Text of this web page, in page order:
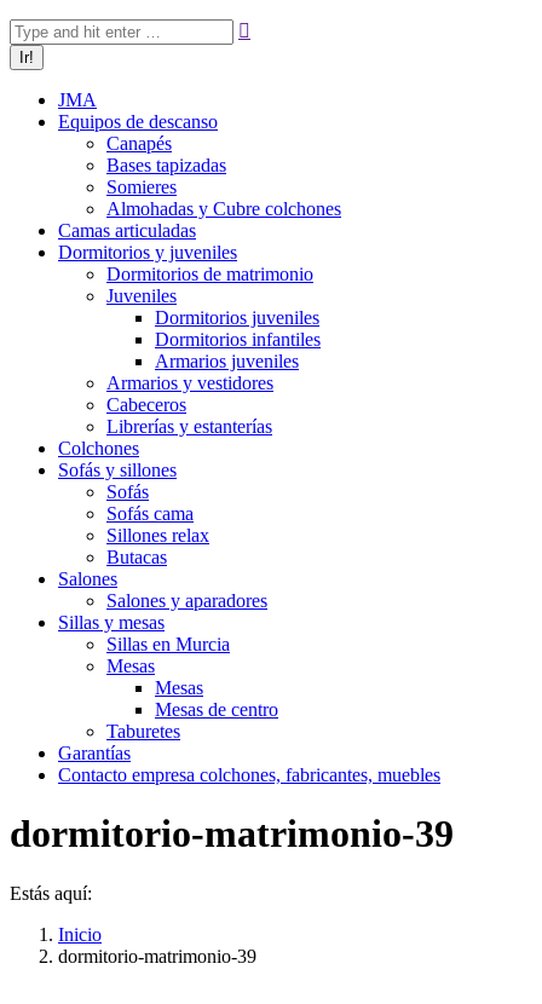
Buscar:
JMA
Equipos de descanso
Canapés
Bases tapizadas
Somieres
Almohadas y Cubre colchones
Camas articuladas
Dormitorios y juveniles
Dormitorios de matrimonio
Juveniles
Dormitorios juveniles
Dormitorios infantiles
Armarios juveniles
Armarios y vestidores
Cabeceros
Librerías y estanterías
Colchones
Sofás y sillones
Sofás
Sofás cama
Sillones relax
Butacas
Salones
Salones y aparadores
Sillas y mesas
Sillas en Murcia
Mesas
Mesas
Mesas de centro
Taburetes
Garantías
Contacto empresa colchones, fabricantes, muebles
dormitorio-matrimonio-39
Estás aquí:
Inicio
dormitorio-matrimonio-39